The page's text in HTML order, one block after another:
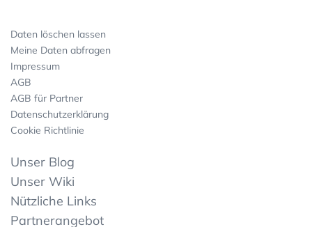
Daten löschen lassen
Meine Daten abfragen
Impressum
AGB
AGB für Partner
Datenschutzerklärung
Cookie Richtlinie
Unser Blog
Unser Wiki
Nützliche Links
Partnerangebot